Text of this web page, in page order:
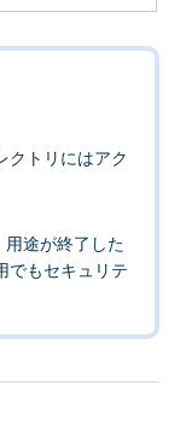
クトリにはアク
途が終了した
でもセキュリテ